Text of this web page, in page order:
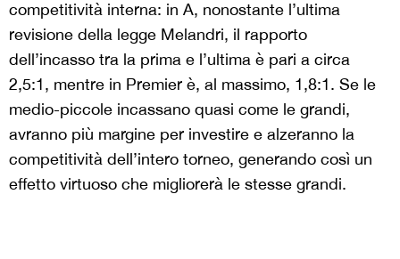
competitività interna: in A, nonostante l’ultima
revisione della legge Melandri, il rapporto
dell’incasso tra la prima e l’ultima è pari a circa
2,5:1, mentre in Premier è, al massimo, 1,8:1. Se le
medio-piccole incassano quasi come le grandi,
avranno più margine per investire e alzeranno la
competitività dell’intero torneo, generando così un
effetto virtuoso che migliorerà le stesse grandi.